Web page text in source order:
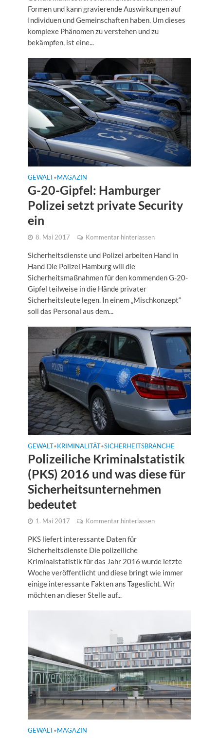
Formen und kann gravierende Auswirkungen auf
Individuen und Gemeinschaften haben. Um dieses
komplexe Phänomen zu verstehen und zu
bekämpfen, ist eine...
GEWALT• MAGAZIN
G-20-Gipfel: Hamburger
Polizei setzt private Security
ein
8. Mai 2017 Kommentar hinterlassen
Sicherheitsdienste und Polizei arbeiten Hand in
Hand Die Polizei Hamburg will die
Sicherheitsmaßnahmen für den kommenden G-20-
Gipfel teilweise in die Hände privater
Sicherheitsleute legen. In einem „Mischkonzept“
soll das Personal aus dem...
GEWALT• KRIMINALITÄT•SICHERHEITSBRANCHE
Polizeiliche Kriminalstatistik
(PKS) 2016 und was diese für
Sicherheitsunternehmen
bedeutet
1. Mai 2017 Kommentar hinterlassen
PKS liefert interessante Daten für
Sicherheitsdienste Die polizeiliche
Kriminalstatistik für das Jahr 2016 wurde letzte
Woche veröffentlicht und diese bringt wie immer
einige interessante Fakten ans Tageslicht. Wir
möchten an dieser Stelle auf...
GEWALT•MAGAZIN